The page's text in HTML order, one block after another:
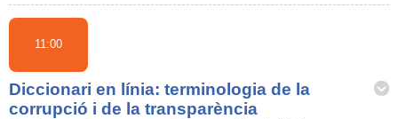
11:00
Diccionari en línia: terminologia de la
corrupció i de la transparència